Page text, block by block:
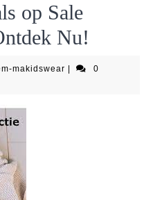
op Sale
Nu!
makidswear em-
0